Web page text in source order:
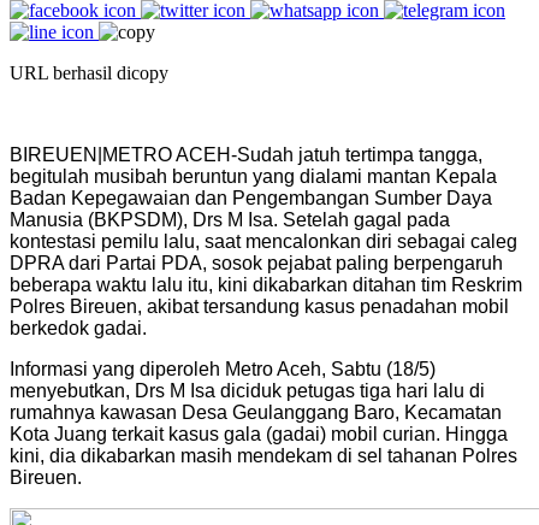
URL berhasil dicopy
BIREUEN|METRO ACEH-Sudah jatuh tertimpa tangga,
begitulah musibah beruntun yang dialami mantan Kepala
Badan Kepegawaian dan Pengembangan Sumber Daya
Manusia (BKPSDM), Drs M Isa. Setelah gagal pada
kontestasi pemilu lalu, saat mencalonkan diri sebagai caleg
DPRA dari Partai PDA, sosok pejabat paling berpengaruh
beberapa waktu lalu itu, kini dikabarkan ditahan tim Reskrim
Polres Bireuen, akibat tersandung kasus penadahan mobil
berkedok gadai.
Informasi yang diperoleh Metro Aceh, Sabtu (18/5)
menyebutkan, Drs M Isa diciduk petugas tiga hari lalu di
rumahnya kawasan Desa Geulanggang Baro, Kecamatan
Kota Juang terkait kasus gala (gadai) mobil curian. Hingga
kini, dia dikabarkan masih mendekam di sel tahanan Polres
Bireuen.